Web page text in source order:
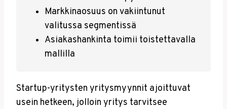
Markkinaosuus on vakiintunut
valitussa segmentissä
Asiakashankinta toimii toistettavalla
mallilla
Startup-yritysten yritysmyynnit ajoittuvat
usein hetkeen, jolloin yritys tarvitsee